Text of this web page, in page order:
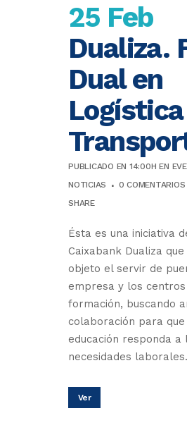
25 Feb
Dualiza.
Dual en
PUBLICADO EN 14:00H EN
NOTICIAS
0 COMENTARIOS
SHARE
Ésta es una iniciativa
Caixabank Dualiza
objeto el servir de
empresa y los centros
formación, buscando
colaboración para
educación responda a
necesidades
Ver